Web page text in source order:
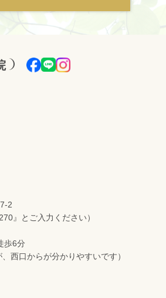
2
』とご入力ください）
歩6分
西口からが分かりやすいです）